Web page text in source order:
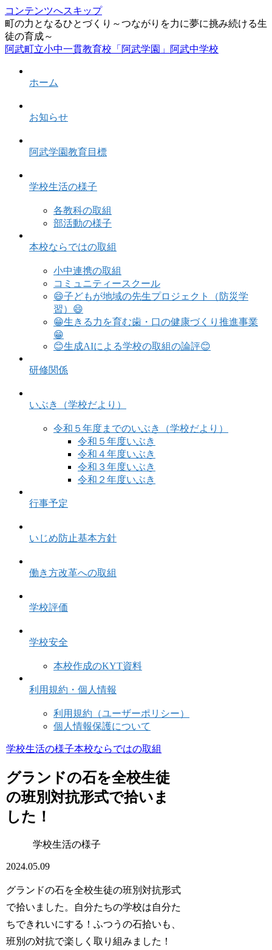
コンテンツへスキップ
町の力となるひとづくり～つながりを力に夢に挑み続ける生
徒の育成～
阿武町立小中一貫教育校「阿武学園」阿武中学校
ホーム
お知らせ
阿武学園教育目標
学校生活の様子
各教科の取組
部活動の様子
本校ならではの取組
小中連携の取組
コミュニティースクール
😄子どもが地域の先生プロジェクト（防災学
習）😄
😁生きる力を育む歯・口の健康づくり推進事業
😁
😊生成AIによる学校の取組の論評😊
研修関係
いぶき（学校だより）
令和５年度までのいぶき（学校だより）
令和５年度いぶき
令和４年度いぶき
令和３年度いぶき
令和２年度いぶき
行事予定
いじめ防止基本方針
働き方改革への取組
学校評価
学校安全
本校作成のKYT資料
利用規約・個人情報
利用規約（ユーザーポリシー）
個人情報保護について
学校生活の様子本校ならではの取組
グランドの石を全校生徒
の班別対抗形式で拾いま
した！
学校生活の様子
2024.05.09
グランドの石を全校生徒の班別対抗形式
で拾いました。自分たちの学校は自分た
ちできれいにする！ふつうの石拾いも、
班別の対抗で楽しく取り組みました！